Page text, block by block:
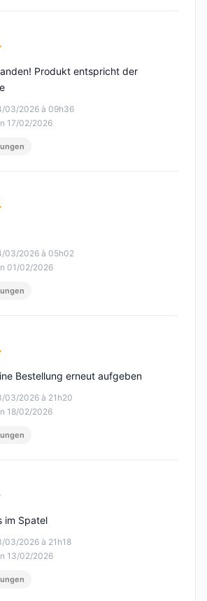
5
03/2026 à 09h36
17/02/2026
Produkt entspricht der
5
03/2026 à 05h02
01/02/2026
5
03/2026 à 21h20
18/02/2026
Bestellung erneut aufgeben
5
03/2026 à 21h18
13/02/2026
im Spatel